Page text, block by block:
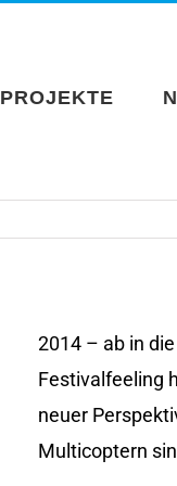
PROJEKTE
2014 – ab in
Festivalfeeling
neuer
Multicoptern